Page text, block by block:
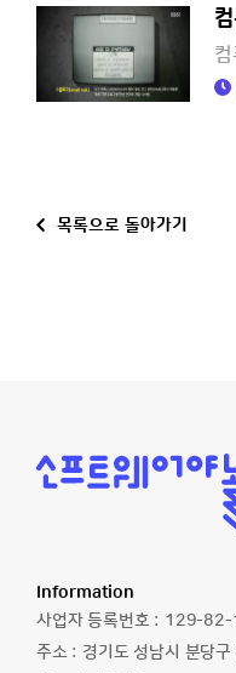
목록으로 돌아가기
소
프
놀
자
Information
사업자 등록번호 : 129-82-
주소 : 경기도 성남시 분당